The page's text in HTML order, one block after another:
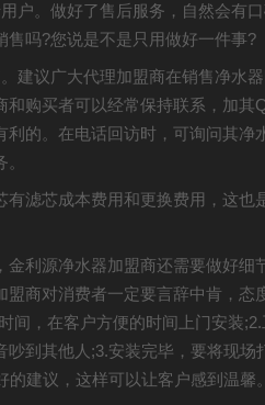
户。做好了售后服务，自然会有
吗?您说是不是只用做好一件事?
建议广大代理加盟商在销售净水
购买者可以经常保持联系，加其
的。在电话回访时，可询问其净
滤芯成本费用和更换费用，这也
利源净水器加盟商还需要做好细
商对消费者一定要言辞中肯，态
间，在客户方便的时间上门安装
到其他人;3.安装完毕，要将现场
建议，这样可以让客户感到温馨。